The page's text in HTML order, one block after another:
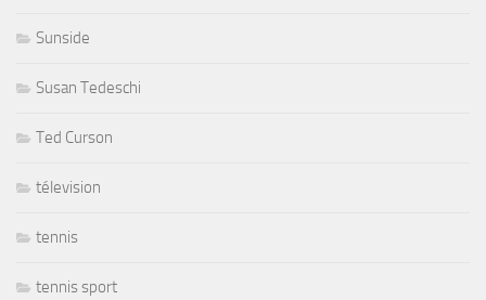
Sunside
Susan Tedeschi
Ted Curson
télevision
tennis
tennis sport